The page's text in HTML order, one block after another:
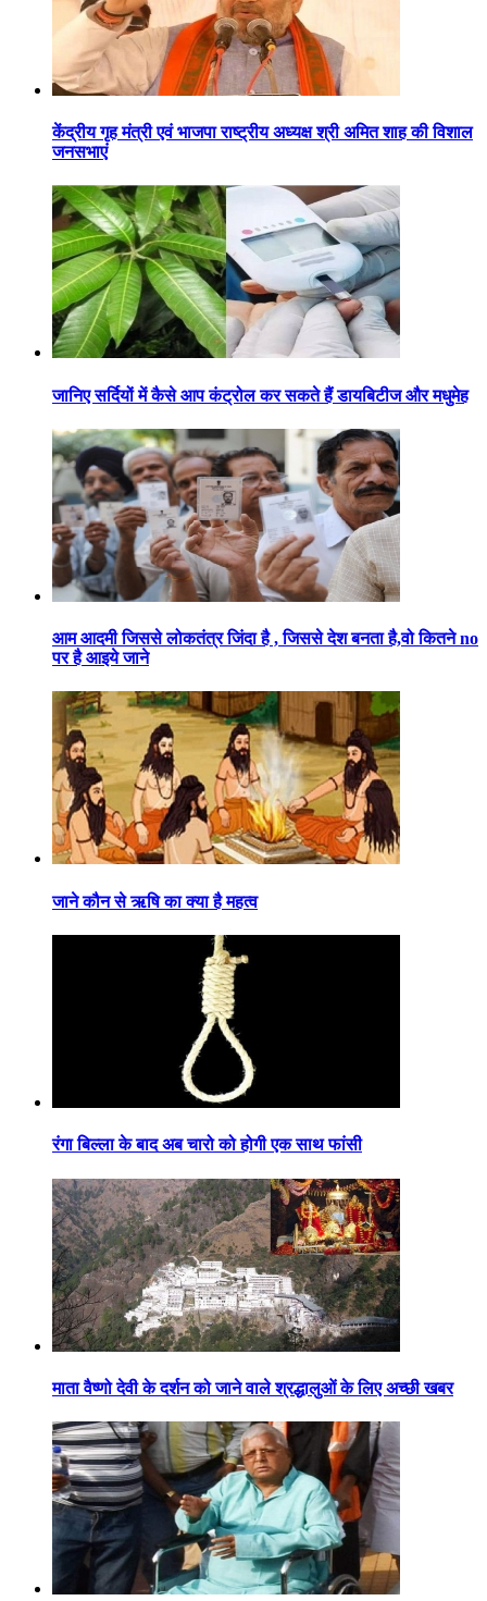
केंद्रीय गृह मंत्री एवं भाजपा राष्ट्रीय अध्यक्ष श्री अमित शाह की विशाल
जनसभाएं
जानिए सर्दियों में कैसे आप कंट्रोल कर सकते हैं डायबिटीज और मधुमेह
आम आदमी जिससे लोकतंत्र जिंदा है , जिससे देश बनता है,वो कितने no
पर है आइये जाने
जाने कौन से ऋषि का क्या है महत्व
रंगा बिल्ला के बाद अब चारो को होगी एक साथ फांसी
माता वैष्णो देवी के दर्शन को जाने वाले श्रद्धालुओं के लिए अच्छी खबर